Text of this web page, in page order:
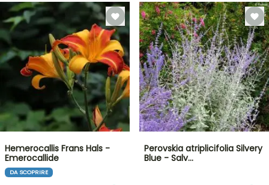
Hemerocallis Frans Hals -
Emerocallide
DA SCOPRIRE
Perovskia atriplicifolia Silvery
Blue - Salv…